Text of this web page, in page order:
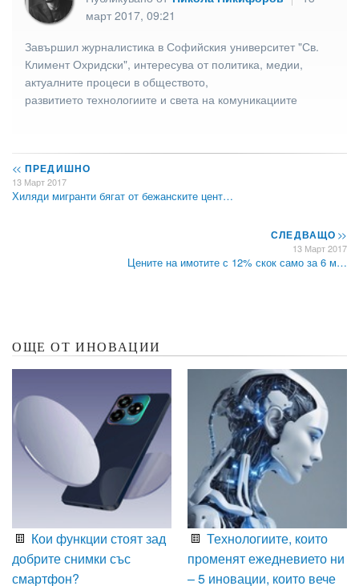
март 2017, 09:21
Завършил журналистика в Софийския университет "Св.
Климент Охридски", интересува от политика, медии,
актуалните процеси в обществото,
развитието технологиите и света на комуникациите
<< ПРЕДИШНО
13 Март 2017
Хиляди мигранти бягат от бежанските цент…
СЛЕДВАЩО>>
13 Март 2017
Цените на имотите с 12% скок само за 6 м…
ОЩЕ ОТ ИНОВАЦИИ
Кои функции стоят зад
добрите снимки със
смартфон?
Технологиите, които
променят ежедневието ни
– 5 иновации, които вече